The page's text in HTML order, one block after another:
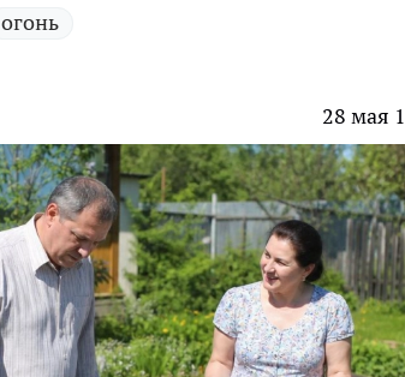
огонь
28 мая